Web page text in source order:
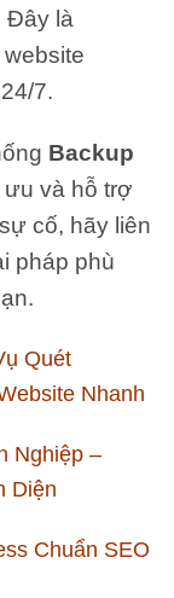
Đây là
7.
Backup
ưu và hỗ trợ
cố, hãy liên
pháp phù
Quét
Nhanh
Nghiệp –
Diện
Chuẩn SEO